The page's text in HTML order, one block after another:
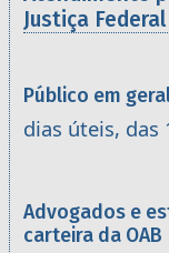
Justiça Federal
Público em
dias úteis, das
Advogados e
carteira da OAB